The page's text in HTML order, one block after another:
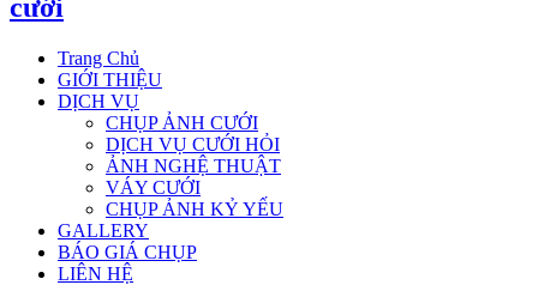
cưới
Trang Chủ
GIỚI THIỆU
DỊCH VỤ
CHỤP ẢNH CƯỚI
DỊCH VỤ CƯỚI HỎI
ẢNH NGHỆ THUẬT
VÁY CƯỚI
CHỤP ẢNH KỶ YẾU
GALLERY
BÁO GIÁ CHỤP
LIÊN HỆ